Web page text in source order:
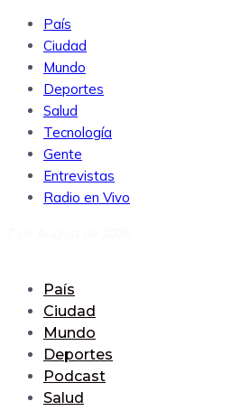
País
Ciudad
Mundo
Deportes
Salud
Tecnología
Gente
Entrevistas
Radio en Vivo
País
Ciudad
Mundo
Deportes
Podcast
Salud